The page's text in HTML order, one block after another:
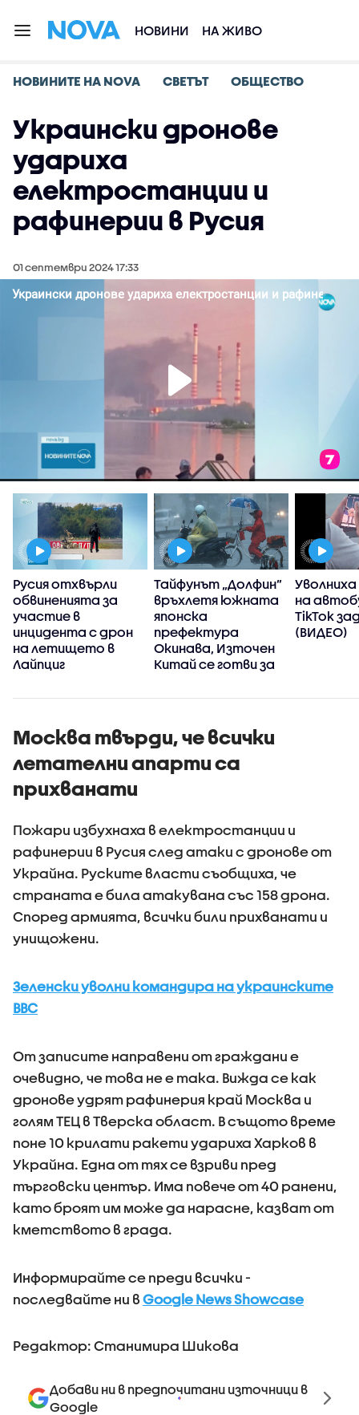
НОВИНИ НА ЖИВО
НОВИНИТЕ НА NOVA СВЕТЪТ ОБЩЕСТВО
Украински дронове
удариха
електростанции и
рафинерии в Русия
01 септември 2024 17:33
Русия отхвърли
обвиненията за
участие в
инцидента с дрон
на летището в
Лайпциг
Тайфунът „Долфин”
връхлетя южната
японска
префектура
Окинава, Източен
Китай се готви за
на
TikTok
(ВИДЕО)
Москва твърди, че всички
летателни апарти са
прихванати
Пожари избухнаха в електростанции и
рафинерии в Русия след атаки с дронове от
Украйна. Руските власти съобщиха, че
страната е била атакувана със 158 дрона.
Според армията, всички били прихванати и
унищожени.
Зеленски уволни командира на украинските
ВВС
От записите направени от граждани е
очевидно, че това не е така. Вижда се как
дронове удрят рафинерия край Москва и
голям ТЕЦ в Тверска област. В същото време
поне 10 крилати ракети удариха Харков в
Украйна. Една от тях се взриви пред
търговски център. Има повече от 40 ранени,
като броят им може да нарасне, казват от
кметството в града.
Информирайте се преди всички -
последвайте ни в Google News Showcase
Редактор: Станимира Шикова
Добави ни в предпочитани източници в
Google